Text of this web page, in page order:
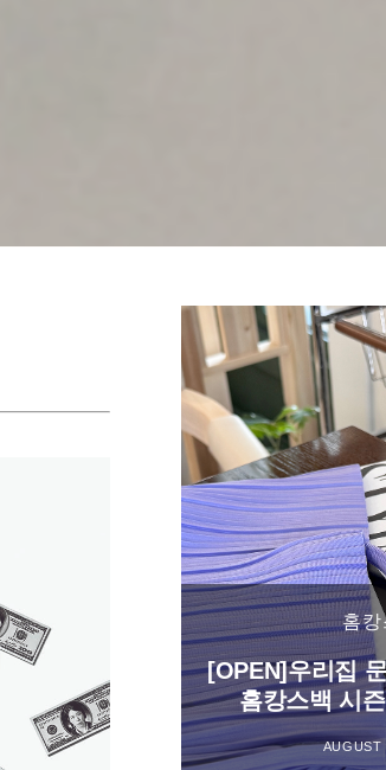
홈
[OPEN]우리집
홈캉스백 시
AUGUST